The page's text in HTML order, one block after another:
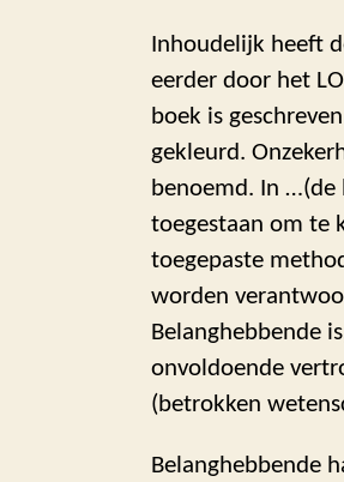
Inhoudelijk heeft
eerder door het
boek is
gekleurd.
benoemd. In …(de
toegestaan om te
toegepaste
worden
Belanghebbende
onvoldoende
(betrokken
Belanghebbende